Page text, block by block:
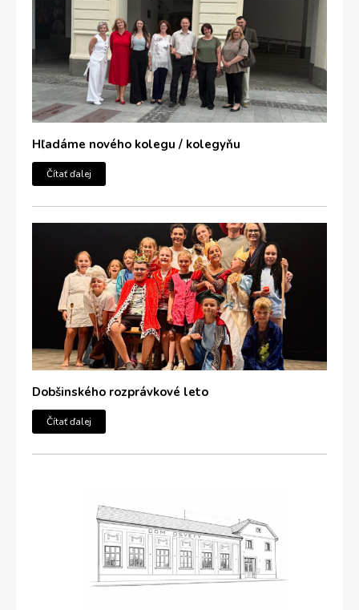
Hľadáme nového kolegu / kolegyňu
Čítať ďalej
Dobšinského rozprávkové leto
Čítať ďalej